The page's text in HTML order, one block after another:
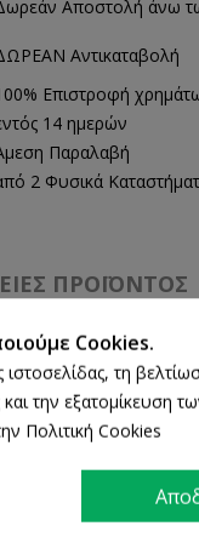
Αποστολή άνω
Αντικαταβολή
Επιστροφή
14 ημερών
Παραλαβή
2 Φυσικά
ΠΡΟΪΌΝΤΟΣ
Β5. Το
ενυδατική και
Cookies.
τη
την εξατομίκευση
Πολιτική Cookies